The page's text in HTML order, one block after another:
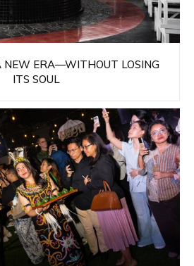
NEW ERA—WITHOUT LOSING
ITS SOUL